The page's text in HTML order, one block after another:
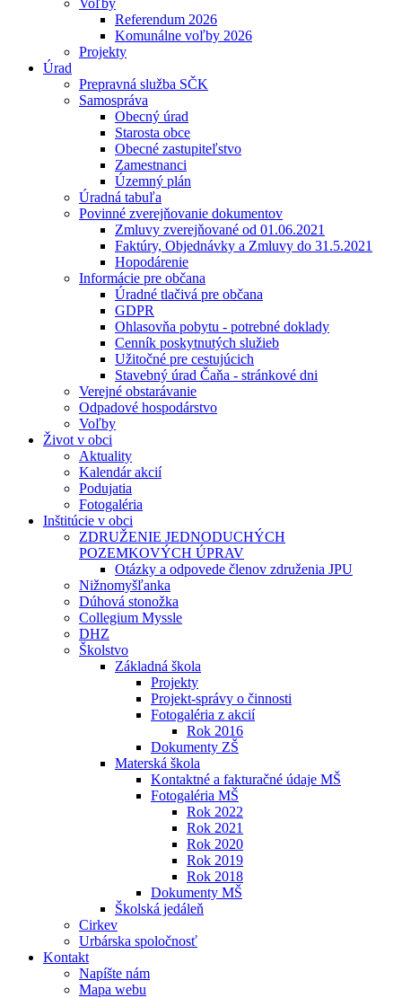
Voľby
Referendum 2026
Komunálne voľby 2026
Projekty
Úrad
Prepravná služba SČK
Samospráva
Obecný úrad
Starosta obce
Obecné zastupiteľstvo
Zamestnanci
Územný plán
Úradná tabuľa
Povinné zverejňovanie dokumentov
Zmluvy zverejňované od 01.06.2021
Faktúry, Objednávky a Zmluvy do 31.5.2021
Hopodárenie
Informácie pre občana
Úradné tlačivá pre občana
GDPR
Ohlasovňa pobytu - potrebné doklady
Cenník poskytnutých služieb
Užitočné pre cestujúcich
Stavebný úrad Čaňa - stránkové dni
Verejné obstarávanie
Odpadové hospodárstvo
Voľby
Život v obci
Aktuality
Kalendár akcií
Podujatia
Fotogaléria
Inštitúcie v obci
ZDRUŽENIE JEDNODUCHÝCH
POZEMKOVÝCH ÚPRAV
Otázky a odpovede členov združenia JPU
Nižnomyšľanka
Dúhová stonožka
Collegium Myssle
DHZ
Školstvo
Základná škola
Projekty
Projekt-správy o činnosti
Fotogaléria z akcií
Rok 2016
Dokumenty ZŠ
Materská škola
Kontaktné a fakturačné údaje MŠ
Fotogaléria MŠ
Rok 2022
Rok 2021
Rok 2020
Rok 2019
Rok 2018
Dokumenty MŠ
Školská jedáleň
Cirkev
Urbárska spoločnosť
Kontakt
Napíšte nám
Mapa webu